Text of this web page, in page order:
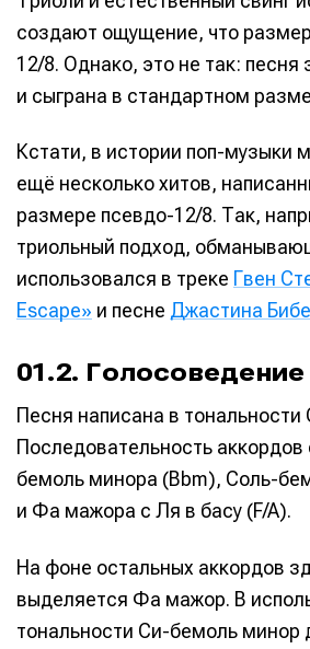
создают ощущение, что
12/8. Однако, это не так: песня
и сыграна в стандартном
Кстати, в истории поп-музыки
ещё несколько хитов,
размере псевдо-12/8. Так,
триольный подход,
использовался в треке Гвен
Escape» и песне Джастина
01.2. Голосоведение
Песня написана в
Последовательность
бемоль минора (Bbm), Соль-
и Фа мажора с Ля в басу (F/A).
На фоне остальных аккордов
выделяется Фа мажор. В
тональности Си-бемоль минор